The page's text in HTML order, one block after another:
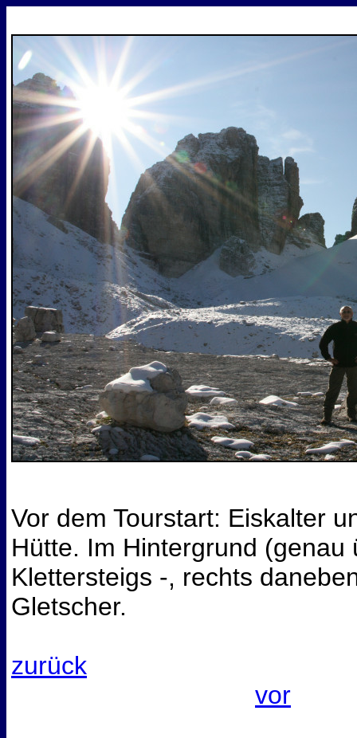
Vor dem Tourstart: Eiskalter
Hütte. Im Hintergrund
Klettersteigs -, rechts
Gletscher.
zurück
vor